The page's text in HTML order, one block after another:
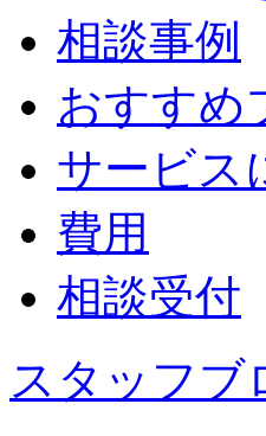
相談事例
おすすめ
サービス
費用
相談受付
スタッフブ